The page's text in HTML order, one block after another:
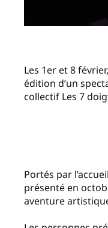
Les 1er et 8
édition d’un
collectif Les 7
Portés par
présenté en
aventure